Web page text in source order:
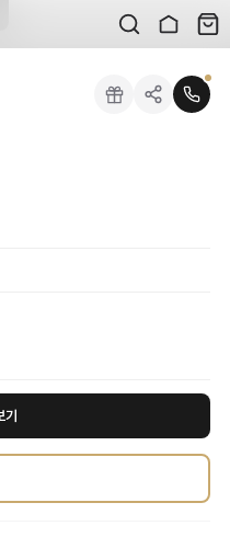
품당 평균 4~8장의 검수 사진을 받
하자 시에는 무료입니다.
.
에 닿는 순간 최상의 편안함